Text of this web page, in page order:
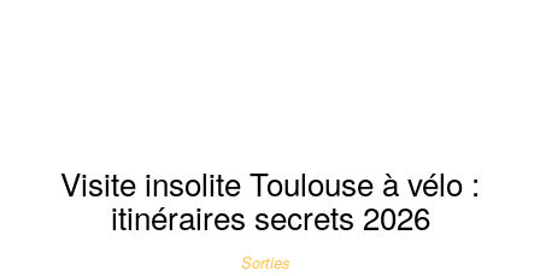
Visite insolite Toulouse à vélo :
itinéraires secrets 2026
Sorties